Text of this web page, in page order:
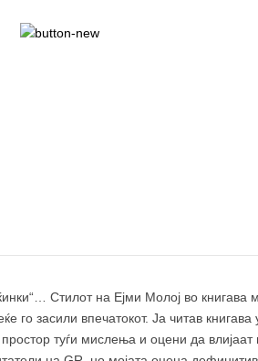
Стилот на Ејми Молој во книгава
засили впечатокот. Ја читав книгава
туѓи мислења и оцени да влијаат